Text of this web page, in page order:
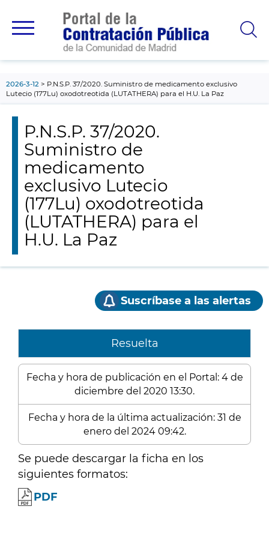
principal
2026-3-12
P.N.S.P. 37/2020. Suministro de medicamento exclusivo
Lutecio (177Lu) oxodotreotida (LUTATHERA) para el H.U. La Paz
P.N.S.P. 37/2020.
Suministro de
medicamento
exclusivo Lutecio
(177Lu) oxodotreotida
(LUTATHERA) para el
H.U. La Paz
Suscríbase a las alertas
Resuelta
Fecha y hora de publicación en el Portal: 4 de
diciembre del 2020 13:30.
Fecha y hora de la última actualización: 31 de
enero del 2024 09:42.
Se puede descargar la ficha en los
siguientes formatos:
PDF